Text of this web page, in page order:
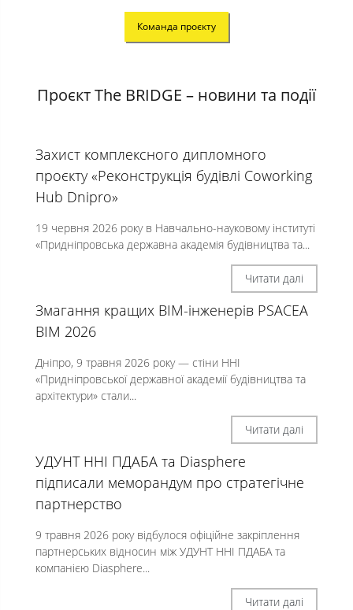
Команда проєкту
Проєкт The BRIDGE – новини та події
Захист комплексного дипломного
проєкту «Реконструкція будівлі Coworking
Hub Dnipro»
19 червня 2026 року в Навчально-науковому інституті
«Придніпровська державна академія будівництва та...
Читати далі
Змагання кращих BIM-інженерів PSACEA
BIM 2026
Дніпро, 9 травня 2026 року — стіни ННІ
«Придніпровської державної академії будівництва та
архітектури» стали...
Читати далі
УДУНТ ННІ ПДАБА та Diasphere
підписали меморандум про стратегічне
партнерство
9 травня 2026 року відбулося офіційне закріплення
партнерських відносин між УДУНТ ННІ ПДАБА та
компанією Diasphere...
Читати далі